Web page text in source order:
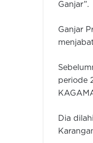
Ganjar”.
Ganjar
periode
Dia